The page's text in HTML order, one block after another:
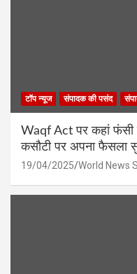
टॉप न्यूज संपादक की पसंद
Waqf Act पर कहां फंसी
कसौटी पर अपना फैसला
19/04/2025 World News